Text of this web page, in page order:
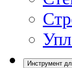
Инструмент